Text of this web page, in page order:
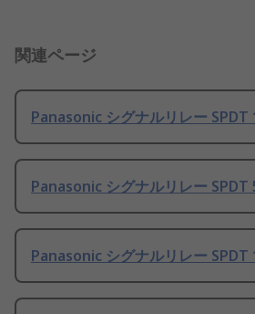
関連ページ
Panasonic シグナルリレー SPDT
Panasonic シグナルリレー SPDT
Panasonic シグナルリレー SPDT